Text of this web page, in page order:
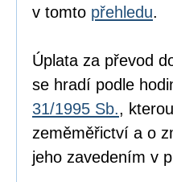
v tomto přehledu.
Úplata za převod
se hradí podle
31/1995 Sb.,
zeměměřictví a o
jeho zavedením v